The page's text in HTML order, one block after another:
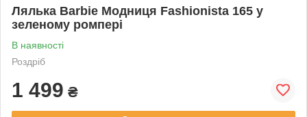
Лялька Barbie Модниця Fashionista 165 у
зеленому ромпері
В наявності
Роздріб
1 499 ₴